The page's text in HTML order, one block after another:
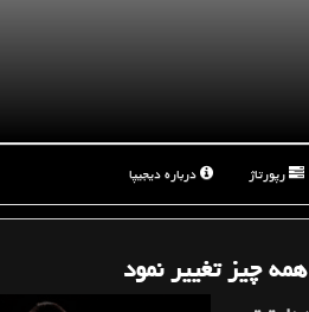
رپورتاژ درباره دیجیپا
چیز تغییر نمود